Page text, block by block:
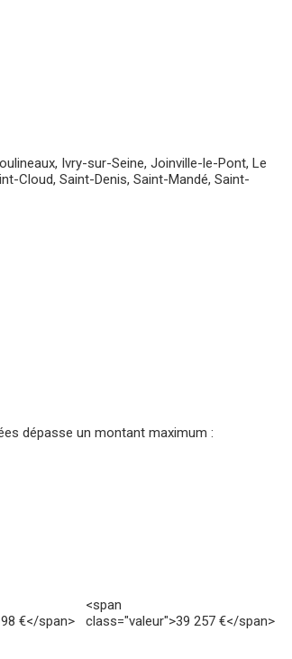
Ivry-sur-Seine, Joinville-le-Pont, Le
Cloud, Saint-Denis, Saint-Mandé, Saint-
dépasse un montant maximum :
€</span>
<span
class="valeur">39 257 €</span>